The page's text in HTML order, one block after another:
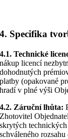
4. Specifika
4.1. Technické
nákup licencí
dohodnutých
platby (opakované
hradí v plné výši
4.2. Záruční lhůta:
Zhotovitel
skrytých
schváleného rozsahu